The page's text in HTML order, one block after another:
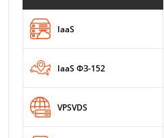
IaaS
IaaS ФЗ-152
VPSVDS